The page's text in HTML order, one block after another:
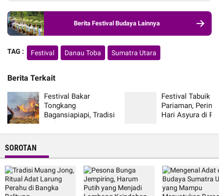
Berita Festival Budaya Lainnya
TAG : Festival Danau Toba Sumatra Utara
Berita Terkait
Festival Bakar
Tongkang
Bagansiapiapi, Tradisi
Unik Komunitas
Festival Tabuik
Pariaman,
Hari Asyura di
SOROTAN